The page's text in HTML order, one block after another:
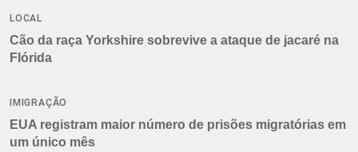
LOCAL
Cão da raça Yorkshire sobrevive a ataque de jacaré na
Flórida
IMIGRAÇÃO
EUA registram maior número de prisões migratórias em
um único mês